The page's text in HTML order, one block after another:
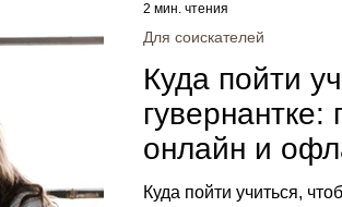
Куда пойти
гувернантке:
онлайн и
Куда пойти учиться,
Для соискателей
2 мин. чтения